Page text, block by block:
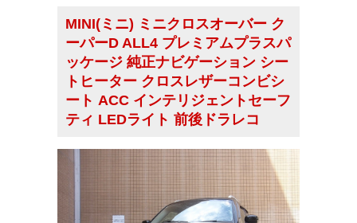
MINI(ミニ) ミニクロスオーバー ク
ーパーD ALL4 プレミアムプラスパ
ッケージ 純正ナビゲーション シー
トヒーター クロスレザーコンビシ
ート ACC インテリジェントセーフ
ティ LEDライト 前後ドラレコ